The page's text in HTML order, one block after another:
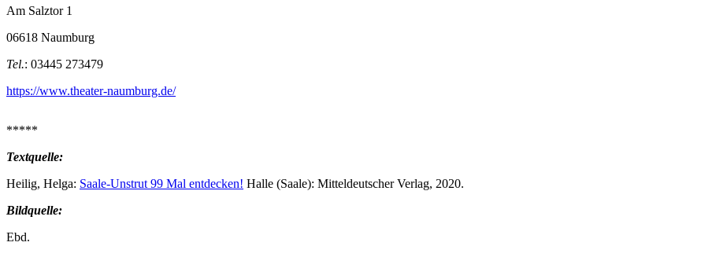
Am Salztor 1
06618 Naumburg
Tel.: 03445 273479
https://www.theater-naumburg.de/
*****
Textquelle:
Heilig, Helga: Saale-Unstrut 99 Mal entdecken! Halle (Saale): Mitteldeutscher Verlag, 2020.
Bildquelle:
Ebd.